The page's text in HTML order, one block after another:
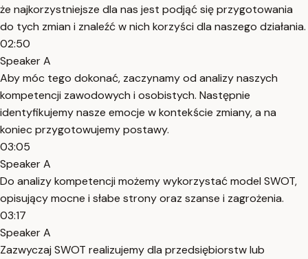
że najkorzystniejsze dla nas jest podjąć się przygotowania
do tych zmian i znaleźć w nich korzyści dla naszego działania.
02:50
Speaker A
Aby móc tego dokonać, zaczynamy od analizy naszych
kompetencji zawodowych i osobistych. Następnie
identyfikujemy nasze emocje w kontekście zmiany, a na
koniec przygotowujemy postawy.
03:05
Speaker A
Do analizy kompetencji możemy wykorzystać model SWOT,
opisujący mocne i słabe strony oraz szanse i zagrożenia.
03:17
Speaker A
Zazwyczaj SWOT realizujemy dla przedsiębiorstw lub